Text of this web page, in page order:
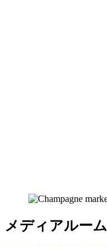
メディアルーム